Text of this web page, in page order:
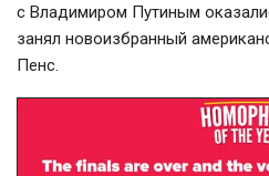
с Владимиром Путиным
занял новоизбранный
Пенс.